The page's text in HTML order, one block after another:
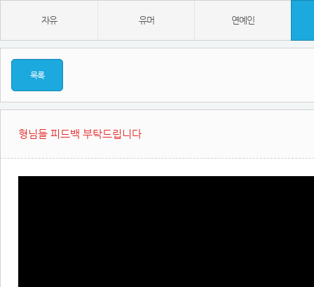
자유 유머 연예인
목록
형님들 피드백 부탁드립니다